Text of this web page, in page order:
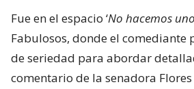
Fue en el espacio ‘No hacemos uno
Fabulosos, donde el comediante
de seriedad para abordar
comentario de la senadora